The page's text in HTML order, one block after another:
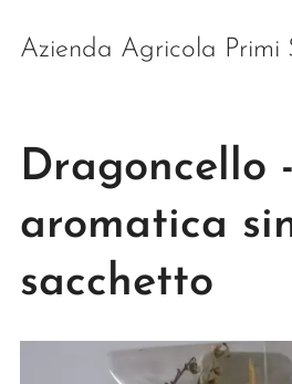
Azienda Agricola Primi
Dragoncello
aromatica
sacchetto